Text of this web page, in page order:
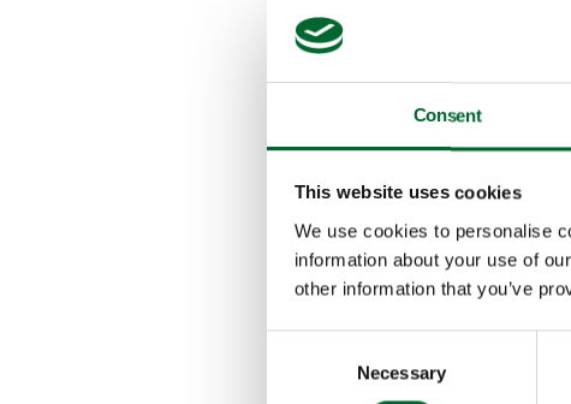
Consent
This website uses cookies
We use cookies to personalise
information about your use of
other information that you’ve
Necessary
образом
С другой стороны,
ваших птиц. Она
очень важно для
правильной
предотвращать рост
которые более